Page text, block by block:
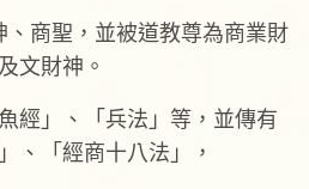
商聖，並被道教尊為商業財
文財神。
經」、「兵法」等，並傳有
、「經商十八法」，